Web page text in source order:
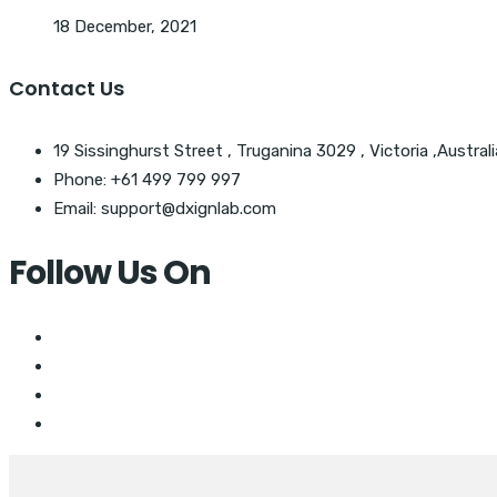
18 December, 2021
Contact Us
19 Sissinghurst Street , Truganina 3029 , Victoria
Phone: +61 499 799 997
Email: support@dxignlab.com
Follow Us On